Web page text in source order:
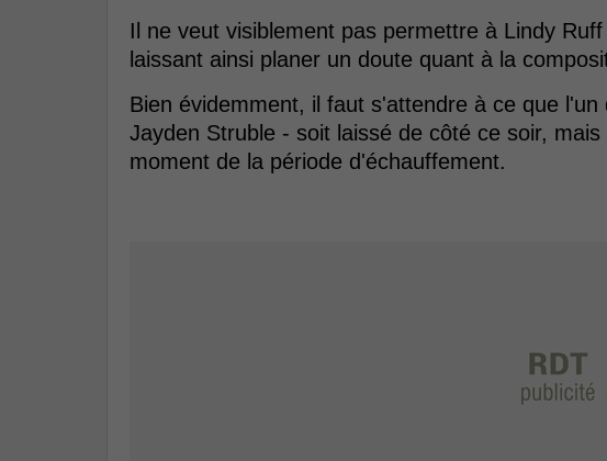
Il ne veut visiblement pas permettre à Lindy
laissant ainsi planer un doute quant à la
Bien évidemment, il faut s'attendre à ce que
Jayden Struble - soit laissé de côté ce soir,
moment de la période d'échauffement.